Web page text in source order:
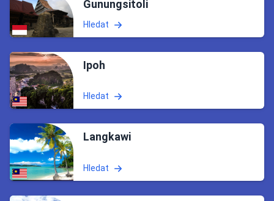
Gunungsitoli
Hledat
Ipoh
Hledat
Langkawi
Hledat